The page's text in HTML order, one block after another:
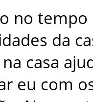
no tempo
da
na casa
eu com